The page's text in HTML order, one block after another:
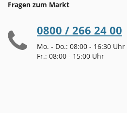
Fragen zum Markt
0800 / 266 24 00
Mo. - Do.: 08:00 - 16:30 Uhr
Fr.: 08:00 - 15:00 Uhr